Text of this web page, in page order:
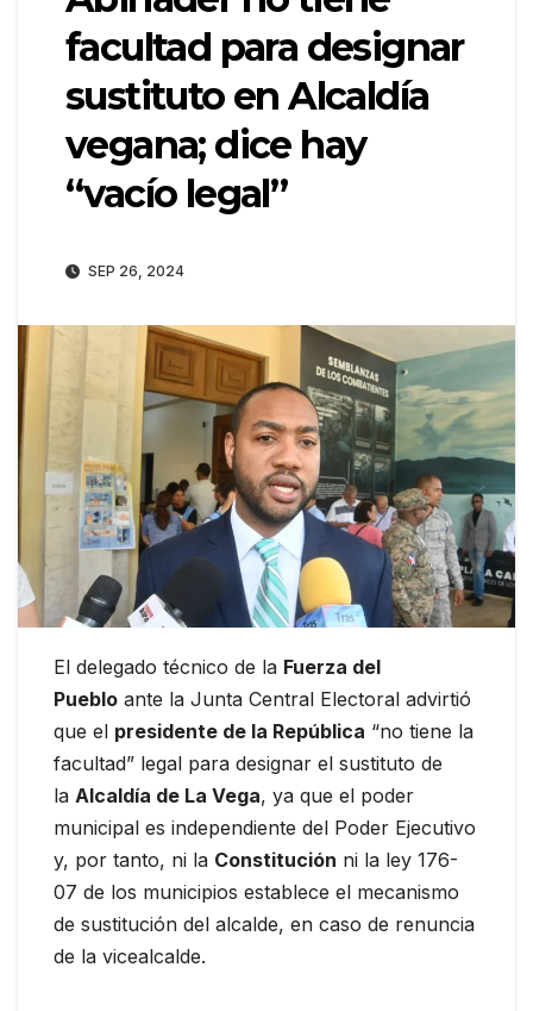
facultad para designar
sustituto en Alcaldía
vegana; dice hay
“vacío legal”
SEP 26, 2024
El delegado técnico de la Fuerza del
Pueblo ante la Junta Central Electoral advirtió
que el presidente de la República “no tiene la
facultad” legal para designar el sustituto de
la Alcaldía de La Vega, ya que el poder
municipal es independiente del Poder Ejecutivo
y, por tanto, ni la Constitución ni la ley 176-
07 de los municipios establece el mecanismo
de sustitución del alcalde, en caso de renuncia
de la vicealcalde.